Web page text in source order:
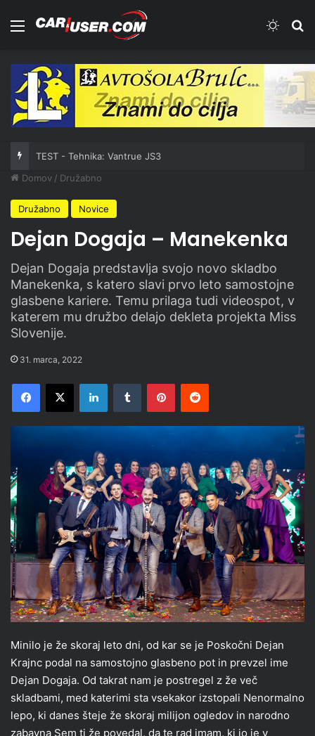
Meni
TEST - Tehnika: Vantrue JS3
Domov / Družabno
Družabno Novice
Dejan Dogaja – Manekenka
Dejan Dogaja predstavlja svojo novo skladbo
Manekenka, s katero slavi prvo leto samostojne
glasbene kariere. Temu prilaga tudi videospot, v
katerem mu družbo delajo dekleta projekta Miss
Slovenije.
31. marca, 2022
Facebook
X LinkedInTumblr PinterestReddit
Minilo je že skoraj leto dni, od kar se je Poskočni Dejan
Krajnc podal na samostojno glasbeno pot in prevzel ime
Dejan Dogaja. Od takrat nam je postregel z že več
skladbami, med katerimi sta vsekakor izstopali Nenormalno
lepo, ki danes šteje že skoraj milijon ogledov in narodno
zabavna Sem ti že povedal, da te rad imam, ki jo je v